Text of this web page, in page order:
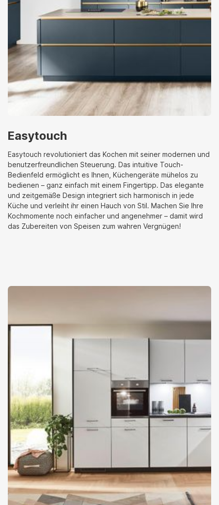
Easytouch
Easytouch revolutioniert das Kochen mit seiner modernen und
benutzerfreundlichen Steuerung. Das intuitive Touch-
Bedienfeld ermöglicht es Ihnen, Küchengeräte mühelos zu
bedienen – ganz einfach mit einem Fingertipp. Das elegante
und zeitgemäße Design integriert sich harmonisch in jede
Küche und verleiht ihr einen Hauch von Stil. Machen Sie Ihre
Kochmomente noch einfacher und angenehmer – damit wird
das Zubereiten von Speisen zum wahren Vergnügen!